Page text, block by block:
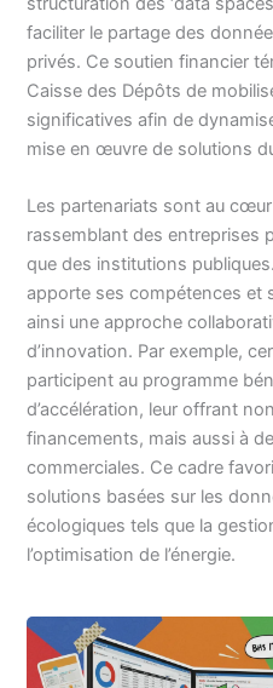
faciliter le partage des
privés. Ce soutien financier
Caisse des Dépôts de
significatives afin de
mise en œuvre de solutions
Les partenariats sont au
rassemblant des entreprises
que des institutions
apporte ses compétences et
ainsi une approche
d’innovation. Par exemple,
participent au programme
d’accélération, leur offrant
financements, mais aussi à
commerciales. Ce cadre
solutions basées sur les
écologiques tels que la
l’optimisation de l’énergie.